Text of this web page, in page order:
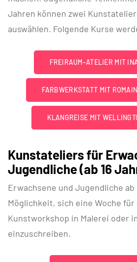
Jahren können zwei
auswählen. Folgende Kurse
FREIRAUM-ATELIER MIT
FARBWERKSTATT MIT
KLANGREISE MIT
Kunstateliers für
Jugendliche (ab 16
Erwachsene und Jugendliche ab
Möglichkeit, sich eine Woche
Kunstworkshop in Malerei oder
einzuschreiben.